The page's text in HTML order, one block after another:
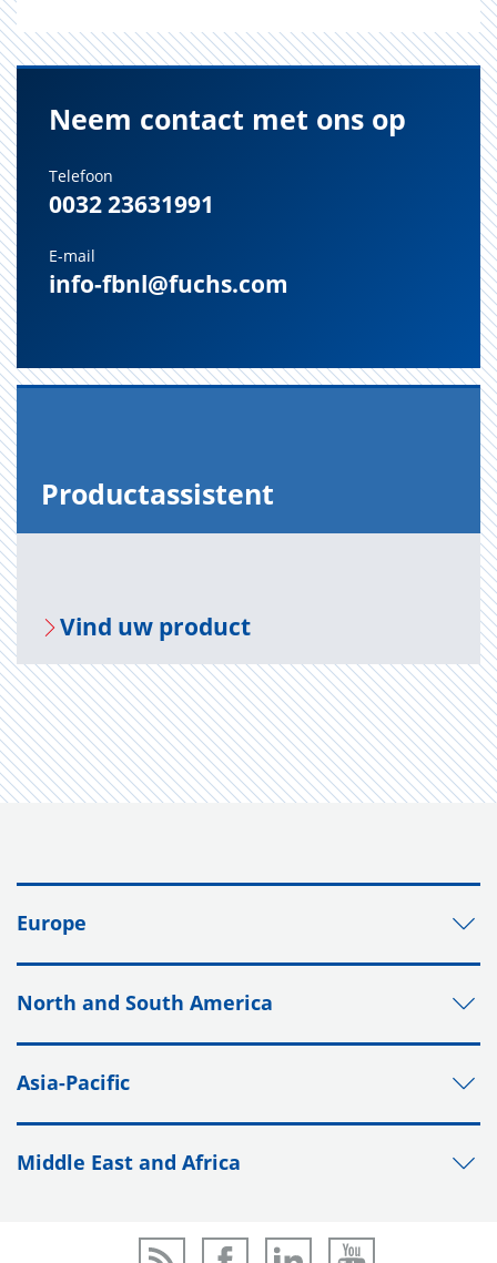
Neem contact met ons op
Telefoon
0032 23631991
E-mail
info-fbnl@fuchs.com
Pro­duct­as­sis­tent
Vind uw pro­duct
Europe
North and South America
Asia-Pacific
Middle East and Africa